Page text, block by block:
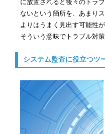
に放置されると後々のトラ
ないという箇所を、あまり
よりはうまく見出す可能性
そういう意味でトラブル対
システム監査に役立つツ